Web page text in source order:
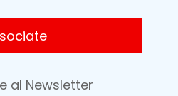
al Newsletter